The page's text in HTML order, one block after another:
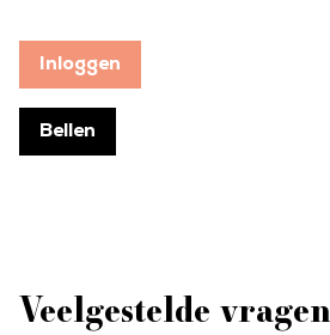
Inloggen
Bellen
Veelgestelde vragen